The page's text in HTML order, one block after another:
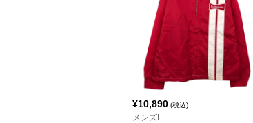
¥10,890 (税込)
メンズL